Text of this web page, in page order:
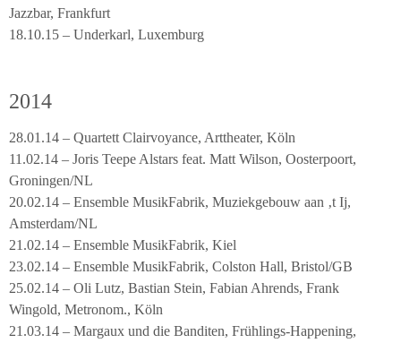
Jazzbar, Frankfurt
18.10.15 – Underkarl, Luxemburg
2014
28.01.14 – Quartett Clairvoyance, Arttheater, Köln
11.02.14 – Joris Teepe Alstars feat. Matt Wilson, Oosterpoort,
Groningen/NL
20.02.14 – Ensemble MusikFabrik, Muziekgebouw aan ‚t Ij,
Amsterdam/NL
21.02.14 – Ensemble MusikFabrik, Kiel
23.02.14 – Ensemble MusikFabrik, Colston Hall, Bristol/GB
25.02.14 – Oli Lutz, Bastian Stein, Fabian Ahrends, Frank
Wingold, Metronom., Köln
21.03.14 – Margaux und die Banditen, Frühlings-Happening,